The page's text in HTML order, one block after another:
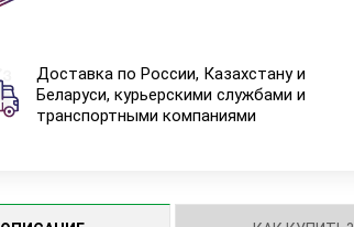
Доставка по России, Казахстану и
Беларуси, курьерскими службами и
транспортными компаниями